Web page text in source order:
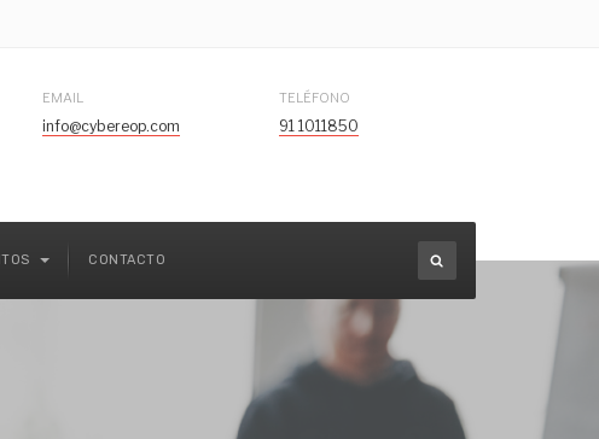
EMAIL
info@cybereop.com
TELÉFONO
91 1011850
CONTACTO